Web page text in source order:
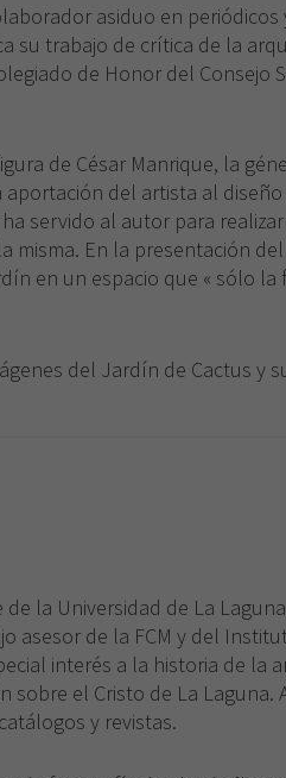
asiduo en periódicos
su trabajo de crítica de la
de Honor del Consejo
de César Manrique, la
del artista al
servido al autor para
En la presentación
en un espacio que « sólo
del Jardín de Cactus y
la Universidad de La
asesor de la FCM y del
interés a la historia de la
el Cristo de La Laguna.
y revistas.